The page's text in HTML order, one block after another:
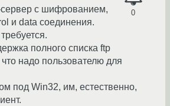
0
сервер с шифрованием,
и data соединения.
полного списка ftp
надо пользователю для
под Win32, им, естественно,